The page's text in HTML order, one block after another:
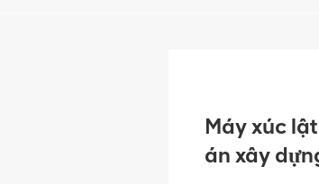
Máy xúc
án xây